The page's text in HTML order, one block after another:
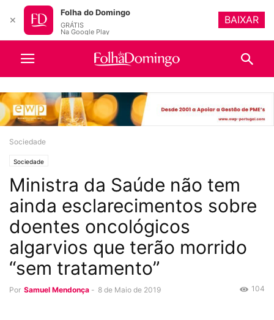
Sociedade
Sociedade
Ministra da Saúde não tem
ainda esclarecimentos sobre
doentes oncológicos
algarvios que terão morrido
“sem tratamento”
Por Samuel Mendonça - 8 de Maio de 2019 104
✕
Folha do Domingo
GRÁTIS
Na Google Play
BAIXAR